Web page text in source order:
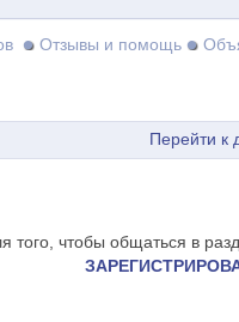
Отзывы и помощь
Перейти к
того, чтобы общаться в